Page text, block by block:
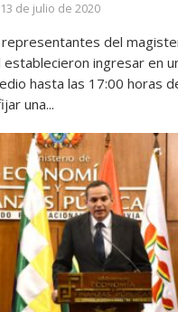
13 de julio de 2020
representantes del
ingresar en
hasta las 17:00 horas
una...